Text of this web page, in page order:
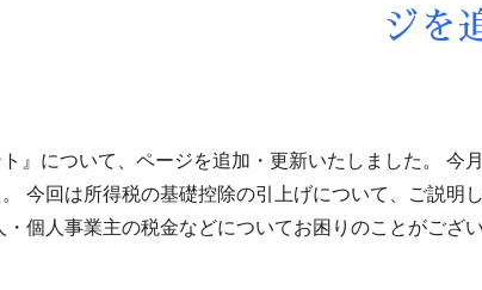
ジを
』について、ページを追加・更新いたしました。 今
今回は所得税の基礎控除の引上げについて、ご説
・個人事業主の税金などについてお困りのことがござ